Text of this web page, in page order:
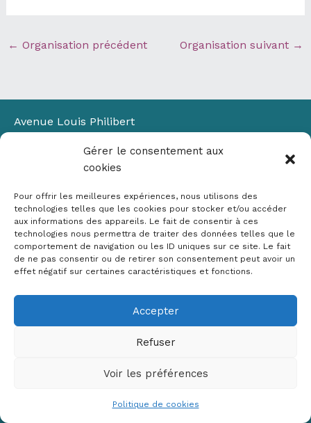
Gérer le consentement aux
cookies
Pour offrir les meilleures expériences, nous utilisons des
technologies telles que les cookies pour stocker et/ou accéder
aux informations des appareils. Le fait de consentir à ces
technologies nous permettra de traiter des données telles que le
comportement de navigation ou les ID uniques sur ce site. Le fait
de ne pas consentir ou de retirer son consentement peut avoir un
effet négatif sur certaines caractéristiques et fonctions.
Accepter
Refuser
Voir les préférences
Politique de cookies
← Organisation précédent Organisation suivant →
Avenue Louis Philibert
Bâtiment Laennec
13100 Aix-en-Provence
✉ contact@crige-paca.org
Mentions légales
RGPD
Copyright © 2026 Crige PACA